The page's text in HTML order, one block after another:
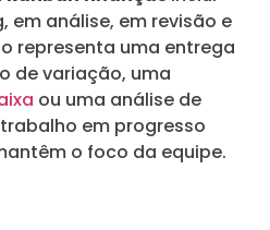
em análise, em revisão e
representa uma entrega
de variação, uma
ou uma análise de
em progresso
o foco da equipe.